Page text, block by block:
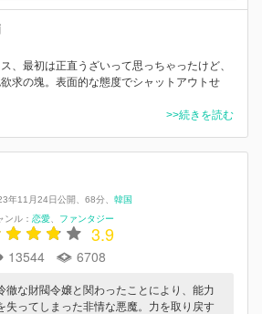
、最初は正直うざいって思っちゃったけど、
求の塊。表面的な態度でシャットアウトせ
>>続きを読む
年11月24日公開 68分
韓国
ンル： 恋愛 ファンタジー
3.9
13544 6708
徹な財閥令嬢と関わったことにより、能力
失ってしまった非情な悪魔。力を取り戻す